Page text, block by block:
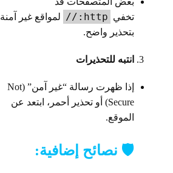
تخفي http://
لمواقع غير آمنة
بتحذير واضح.
انتبه للتحذيرات
إذا ظهرت رسالة “غير آمن” (Not
Secure) أو تحذير أحمر، ابتعد عن
الموقع.
🛡️ نصائح إضافية: